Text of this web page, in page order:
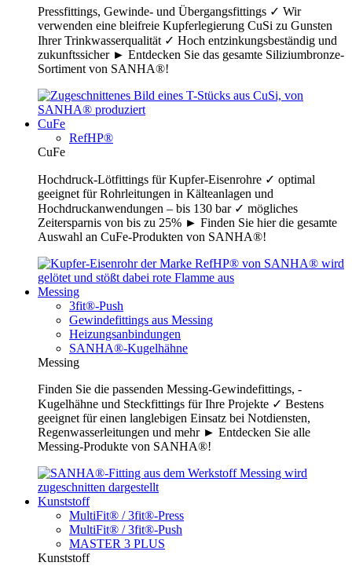
Pressfittings, Gewinde- und Übergangsfittings ✓ Wir
verwenden eine bleifreie Kupferlegierung CuSi zu Gunsten
Ihrer Trinkwasserqualität ✓ Hoch entzinkungsbeständig und
zukunftssicher ► Entdecken Sie das gesamte Siliziumbronze-
Sortiment von SANHA®!
CuFe
RefHP®
CuFe
Hochdruck-Lötfittings für Kupfer-Eisenrohre ✓ optimal
geeignet für Rohrleitungen in Kälteanlagen und
Hochdruckanwendungen – bis 130 bar ✓ mögliches
Zeitersparnis von bis zu 25% ► Finden Sie hier die gesamte
Auswahl an CuFe-Produkten von SANHA®!
Messing
3fit®-Push
Gewindefittings aus Messing
Heizungsanbindungen
SANHA®-Kugelhähne
Messing
Finden Sie die passenden Messing-Gewindefittings, -
Kugelhähne und Steckfittings für Ihre Projekte ✓ Bestens
geeignet für einen langlebigen Einsatz bei Notdiensten,
Regenwasserleitungen und mehr ► Entdecken Sie alle
Messing-Produkte von SANHA®!
Kunststoff
MultiFit® / 3fit®-Press
MultiFit® / 3fit®-Push
MASTER 3 PLUS
Kunststoff